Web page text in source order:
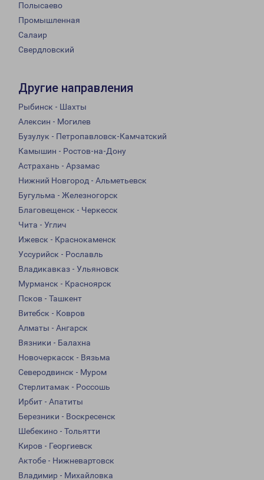
Полысаево
Промышленная
Салаир
Свердловский
Другие направления
Рыбинск - Шахты
Алексин - Могилев
Бузулук - Петропавловск-Камчатский
Камышин - Ростов-на-Дону
Астрахань - Арзамас
Нижний Новгород - Альметьевск
Бугульма - Железногорск
Благовещенск - Черкесск
Чита - Углич
Ижевск - Краснокаменск
Уссурийск - Рославль
Владикавказ - Ульяновск
Мурманск - Красноярск
Псков - Ташкент
Витебск - Ковров
Алматы - Ангарск
Вязники - Балахна
Новочеркасск - Вязьма
Северодвинск - Муром
Стерлитамак - Россошь
Ирбит - Апатиты
Березники - Воскресенск
Шебекино - Тольятти
Киров - Георгиевск
Актобе - Нижневартовск
Владимир - Михайловка